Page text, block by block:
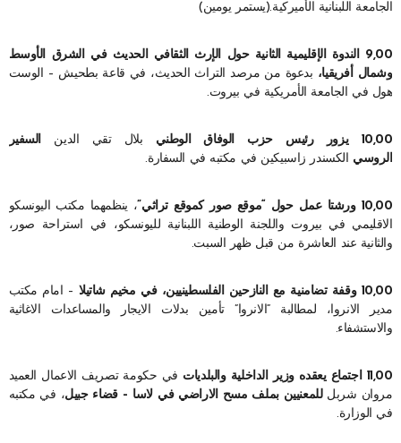
الجامعة اللبنانية الأميركية.(يستمر يومين)
9,00 الندوة الإقليمية الثانية حول الإرث الثقافي الحديث في الشرق الأوسط
وشمال أفريقيا، بدعوة من مرصد التراث الحديث، في قاعة بطحيش – الوست
هول في الجامعة الأمريكية في بيروت.
10,00 يزور رئيس حزب الوفاق الوطني بلال تقي الدين السفير
الروسي الكسندر زاسبيكين في مكتبه في السفارة.
10,00 ورشتا عمل حول “موقع صور كموقع تراثي”
، ينظمهما مكتب اليونسكو
الاقليمي في بيروت واللجنة الوطنية اللبنانية لليونسكو، في استراحة صور،
والثانية عند العاشرة من قبل ظهر السبت.
10,00 وقفة تضامنية مع النازحين الفلسطينيين، في مخيم شاتيلا
– امام مكتب
مدير الانروا، لمطالبة “الانروا” تأمين بدلات الايجار والمساعدات الاغاثية
والاستشفاء.
11,00 اجتماع يعقده وزير الداخلية والبلديات
في حكومة تصريف الاعمال العميد
مروان شربلللمعنيين بملف مسح الاراضي في لاسا – قضاء جبيل، في مكتبه
في الوزارة.